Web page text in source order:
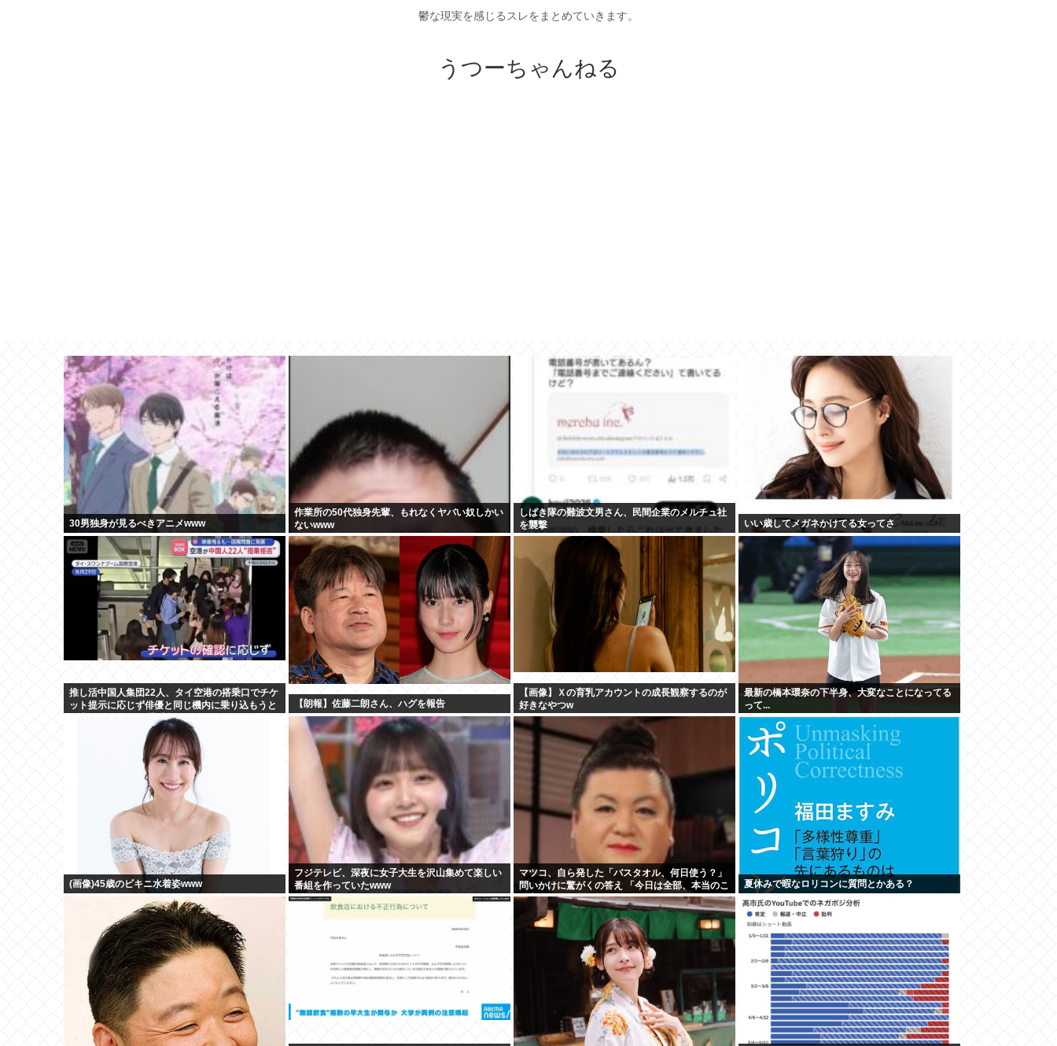
鬱な現実を感じるスレをまとめていきます。
うつーちゃんねる
30男独身が見るべきアニメwww
作業所の50代独身先輩、もれなくヤバい奴しかい
ないwww
しばき隊の難波文男さん、民間企業のメルチュ社
を襲撃
いい歳してメガネかけてる女ってさ
推し活中国人集団22人、タイ空港の搭乗口でチケ
ット提示に応じず俳優と同じ機内に乗り込もうと
し大混乱 まとめて搭乗拒否
【朗報】佐藤二朗さん、ハグを報告
【画像】Ｘの育乳アカウントの成長観察するのが
好きなやつw
最新の橋本環奈の下半身、大変なことになってる
って...
(画像)45歳のビキニ水着姿www
フジテレビ、深夜に女子大生を沢山集めて楽しい
番組を作っていたwww
マツコ、自ら発した「バスタオル、何日使う？」
問いかけに驚がくの答え 「今日は全部、本当のこ
と言うわ」
夏休みで暇なロリコンに質問とかある？